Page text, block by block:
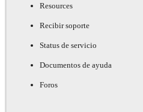
Resources
Recibir soporte
Status de servicio
Documentos de ayuda
Foros